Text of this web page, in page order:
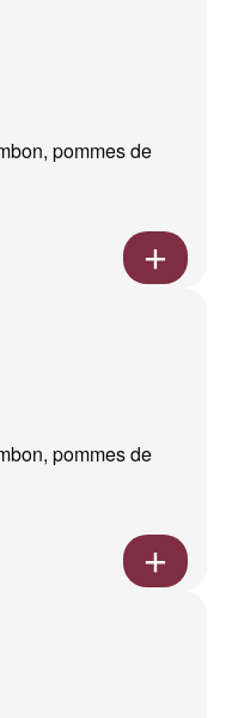
pommes de
pommes de